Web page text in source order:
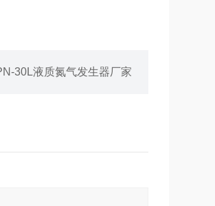
30L液质氮气发生器厂家